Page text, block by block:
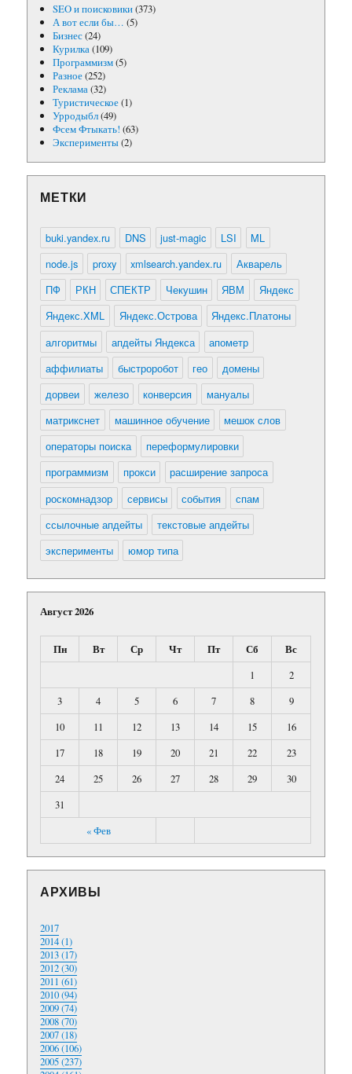
SEO и поисковики(373)
А вот если бы… (5)
Бизнес(24)
Курилка(109)
Программизм(5)
Разное(252)
Реклама(32)
Туристическое(1)
Урродыбл(49)
Фсем Фтыкать! (63)
Эксперименты(2)
МЕТКИ
buki.yandex.ru DNS just-magic LSI
ML
node.js
proxy xmlsearch.yandex.ru
Акварель
ПФ
РКН СПЕКТР Чекушин ЯВМ
Яндекс
Яндекс.XML
Яндекс.Острова
Яндекс.Платоны
алгоритмы
апдейты Яндекса
апометр
аффилиаты
быстроробот гео
домены
дорвеи
железо конверсия
мануалы
матрикснет
машинное обучение
мешок слов
операторы поиска
переформулировки
программизм
прокси
расширение запроса
роскомнадзор
сервисы события
спам
ссылочные апдейты
текстовые апдейты
эксперименты
юмор типа
Август 2026
Пн Вт Ср Чт Пт Сб Вс
« Фев
1
2
3
4 5 6 7 8
9
10
11 12 13 14 15
16
17
18 19 20 21 22
23
24
25 26 27 28 29
30
31
АРХИВЫ
2017
2014 (1)
2013 (17)
2012 (30)
2011 (61)
2010 (94)
2009 (74)
2008 (70)
2007 (18)
2006 (106)
2005 (237)